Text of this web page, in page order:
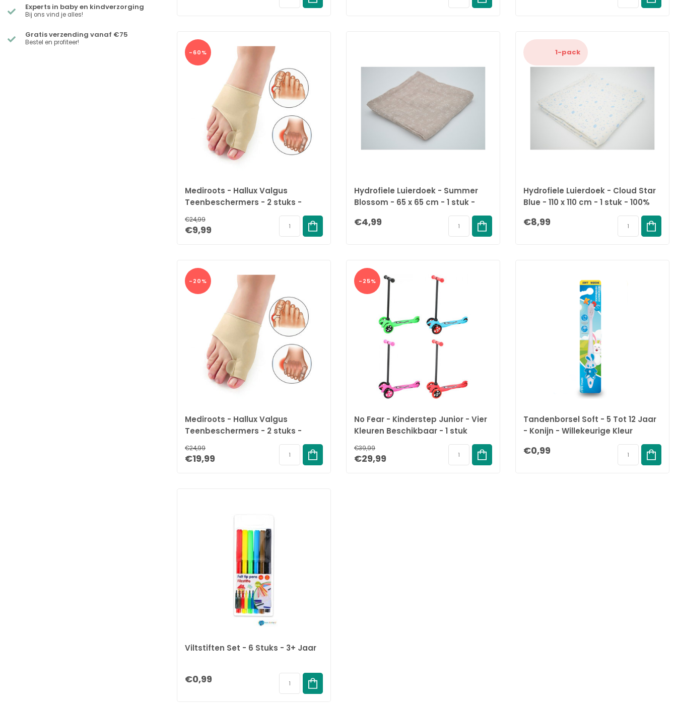
Experts in baby en kindverzorging
Bij ons vind je alles!
Gratis verzending vanaf €75
Bestel en profiteer!
-60%
Mediroots - Hallux Valgus
Teenbeschermers - 2 stuks -
€24,99
€9,99
Hydrofiele Luierdoek - Summer
Blossom - 65 x 65 cm - 1 stuk -
€4,99
1-pack
Hydrofiele Luierdoek - Cloud Star
Blue - 110 x 110 cm - 1 stuk - 100%
€8,99
-20%
Mediroots - Hallux Valgus
Teenbeschermers - 2 stuks -
€24,99
€19,99
-25%
No Fear - Kinderstep Junior - Vier
Kleuren Beschikbaar - 1 stuk
€39,99
€29,99
Tandenborsel Soft - 5 Tot 12 Jaar
- Konijn - Willekeurige Kleur
€0,99
Viltstiften Set - 6 Stuks - 3+ Jaar
€0,99